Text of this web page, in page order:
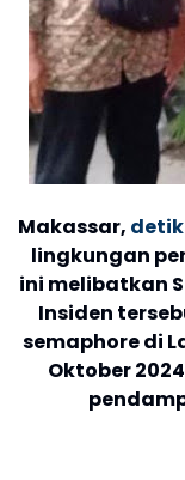
Makassar,
lingkungan
ini melibatkan
Insiden
semaphore di
Oktober